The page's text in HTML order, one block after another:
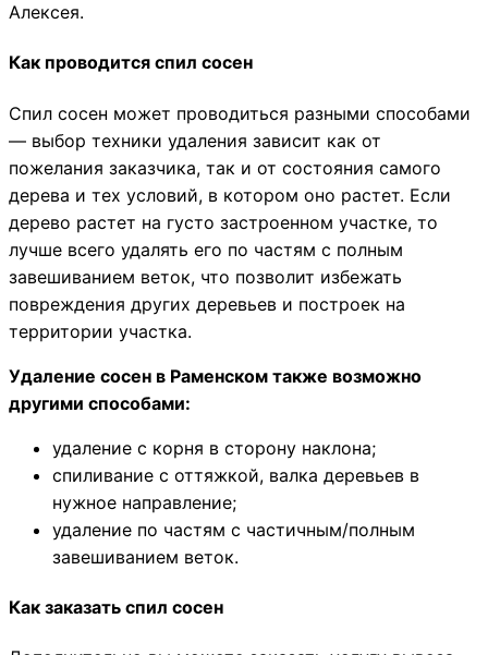
Алексея.
Как проводится спил сосен
Спил сосен может проводиться разными способами
— выбор техники удаления зависит как от
пожелания заказчика, так и от состояния самого
дерева и тех условий, в котором оно растет. Если
дерево растет на густо застроенном участке, то
лучше всего удалять его по частям с полным
завешиванием веток, что позволит избежать
повреждения других деревьев и построек на
территории участка.
Удаление сосен в Раменском также возможно
другими способами:
удаление с корня в сторону наклона;
спиливание с оттяжкой, валка деревьев в
нужное направление;
удаление по частям с частичным/полным
завешиванием веток.
Как заказать спил сосен